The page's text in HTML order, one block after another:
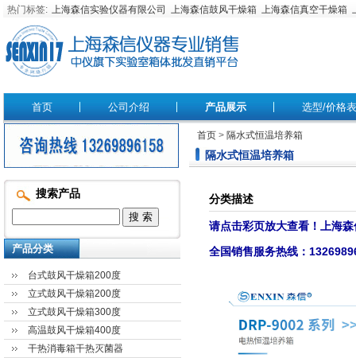
热门标签: 上海森信实验仪器有限公司 上海森信鼓风干燥箱 上海森信真空干燥箱
首页 公司介绍 产品展示 选型/价格表
首页 > 隔水式恒温培养箱
隔水式恒温培养箱
分类描述
请点击彩页放大查看！上海
全国销售服务热线：
搜索产品
产品分类
台式鼓风干燥箱200度
立式鼓风干燥箱200度
立式鼓风干燥箱300度
高温鼓风干燥箱400度
干热消毒箱干热灭菌器